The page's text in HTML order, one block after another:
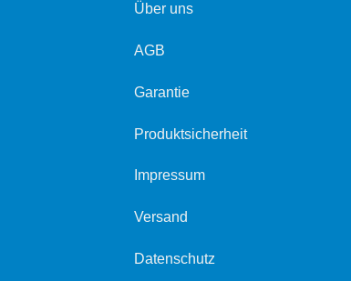
Über uns
AGB
Garantie
Produktsicherheit
Impressum
Versand
Datenschutz